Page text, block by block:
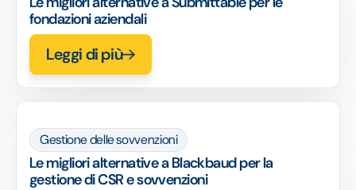
fondazioni aziendali
Leggi di più
Gestione delle sovvenzioni
Le migliori alternative a Blackbaud per la
gestione di CSR e sovvenzioni